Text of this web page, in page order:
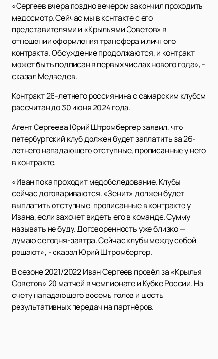
«Сергеев вчера поздно вечером закончил проходить
медосмотр. Сейчас мы в контакте с его
представителями и «Крыльями Советов» в
отношении оформления трансфера и личного
контракта. Обсуждение продолжаются, и контракт
может быть подписан в первых числах нового года», -
сказал Медведев.
Контракт 26-летнего россиянина с самарским клубом
рассчитан до 30 июня 2024 года.
Агент Сергеева Юрий Штромбергер заявил, что
петербургский клуб должен будет заплатить за 26-
летнего нападающего отступные, прописанные у него
в контракте.
«Иван пока проходит медобследование. Клубы
сейчас договариваются. «Зенит» должен будет
выплатить отступные, прописанные в контракте у
Ивана, если захочет видеть его в команде. Сумму
называть не буду. Договоренность уже близко —
думаю сегодня-завтра. Сейчас клубы между собой
решают», - сказал Юрий Штромбергер.
В сезоне 2021/2022 Иван Сергеев провёл за «Крылья
Советов» 20 матчей в чемпионате и Кубке России. На
счету нападающего восемь голов и шесть
результативных передач на партнёров.